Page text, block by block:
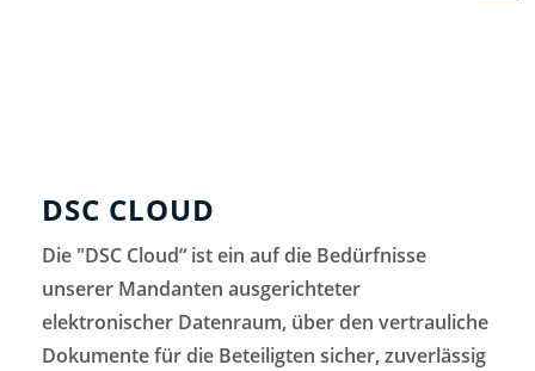
DSC CLOUD
Die "DSC Cloud“ ist ein auf die Bedürfnisse
unserer Mandanten ausgerichteter
elektronischer Datenraum, über den vertrauliche
Dokumente für die Beteiligten sicher, zuverlässig